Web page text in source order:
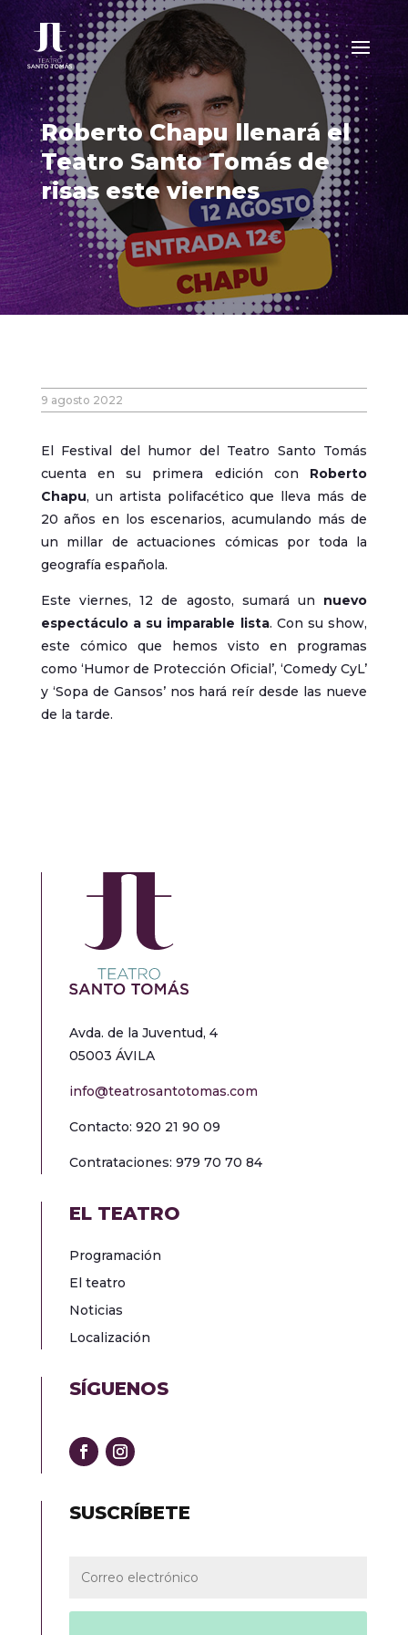
Roberto Chapu llenará el
Teatro Santo Tomás de
risas este viernes
9 agosto 2022
El Festival del humor del Teatro Santo Tomás
cuenta en su primera edición con Roberto
Chapu, un artista polifacético que lleva más de
20 años en los escenarios, acumulando más de
un millar de actuaciones cómicas por toda la
geografía española.
Este viernes, 12 de agosto, sumará un nuevo
espectáculo a su imparable lista. Con su show,
este cómico que hemos visto en programas
como ‘Humor de Protección Oficial’, ‘Comedy CyL’
y ‘Sopa de Gansos’ nos hará reír desde las nueve
de la tarde.
Avda. de la Juventud, 4
05003 ÁVILA
info@teatrosantotomas.com
Contacto: 920 21 90 09
Contrataciones: 979 70 70 84
EL TEATRO
Programación
El teatro
Noticias
Localización
SÍGUENOS
SUSCRÍBETE